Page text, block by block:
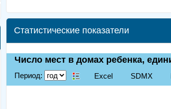
Статистические показатели